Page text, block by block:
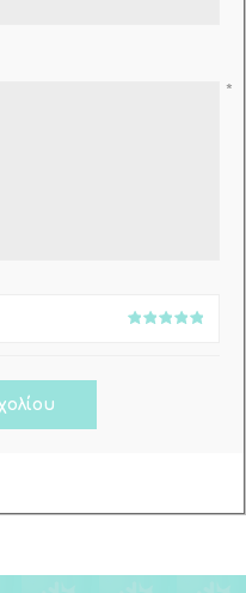
*